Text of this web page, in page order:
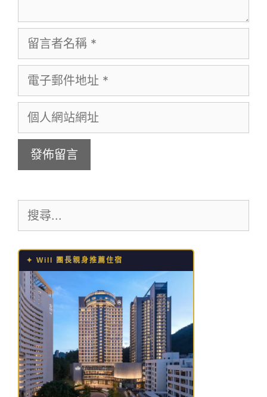
留
言
者
名
電
子
郵
件
個
人
網
址
✦ Will 團長親身推薦住宿